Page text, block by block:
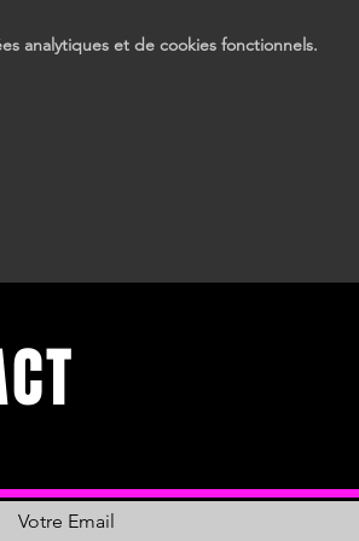
analytiques et de cookies fonctionnels.